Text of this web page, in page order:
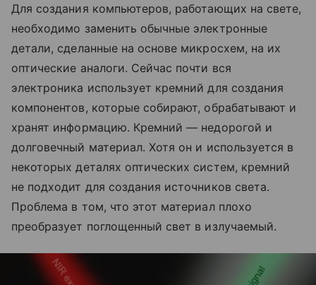
Для создания компьютеров, работающих на свете,
необходимо заменить обычные электронные
детали, сделанные на основе микросхем, на их
оптические аналоги. Сейчас почти вся
электроника использует кремний для создания
компонентов, которые собирают, обрабатывают и
хранят информацию. Кремний — недорогой и
долговечный материал. Хотя он и используется в
некоторых деталях оптических систем, кремний
не подходит для создания источников света.
Проблема в том, что этот материал плохо
преобразует поглощенный свет в излучаемый.